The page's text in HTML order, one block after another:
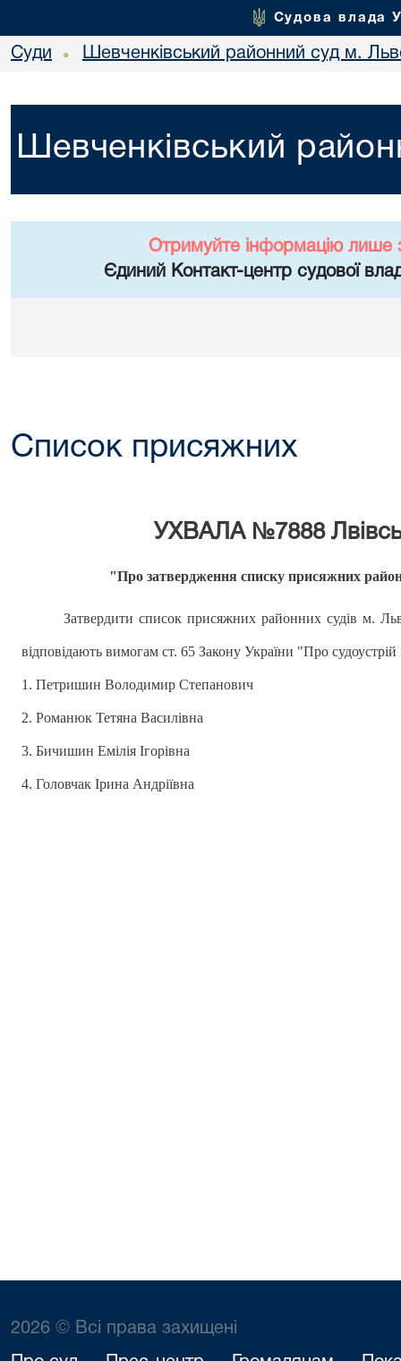
Судова влада
Суди • Шевченківський районний суд м.
Шевченківський
Отримуйте інформацію лише
Єдиний Контакт-центр судової
Список присяжних
УХВАЛА №7888
"Про затвердження списку присяжних
Затвердити список присяжних районних судів м.
відповідають вимогам ст. 65 Закону України "Про судоустрій
1. Петришин Володимир Степанович
2. Романюк Тетяна Василівна
3. Бичишин Емілія Ігорівна
4. Головчак Ірина Андріївна
2026 © Всі права захищені